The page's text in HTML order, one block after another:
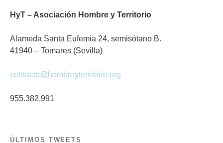
HyT – Asociación Hombre y Territorio
Alameda Santa Eufemia 24, semisótano B.
41940 – Tomares (Sevilla)
contacto@hombreyterritorio.org
955.382.991
ÚLTIMOS TWEETS